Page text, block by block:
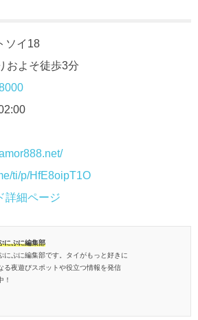
ソイ18
およそ徒歩3分
ti/p/HfE8oipT1O
詳細ページ
にぷに編集部
にぷに編集部です。タイがもっと好きに
る夜遊びスポットや役立つ情報を発信
！